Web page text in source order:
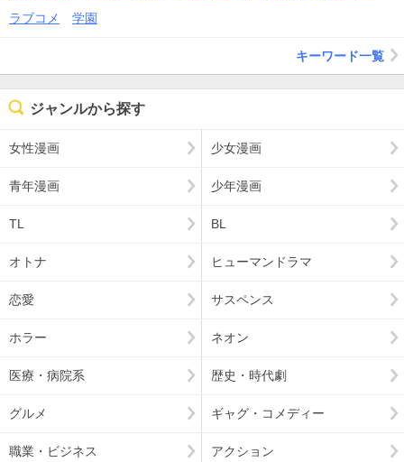
ラブコメ
学園
キーワード一覧
ジャンルから探す
女性漫画 少女漫画
青年漫画 少年漫画
TL BL
オトナ ヒューマンドラマ
恋愛 サスペンス
ホラー ネオン
医療・病院系 歴史・時代劇
グルメ ギャグ・コメディー
職業・ビジネス アクション